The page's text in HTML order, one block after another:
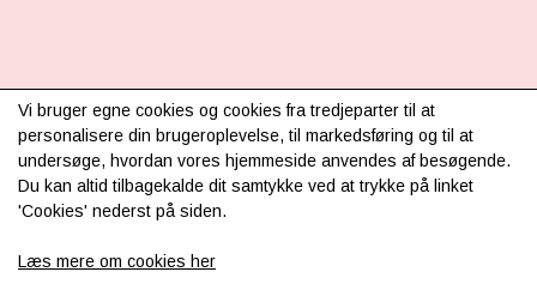
INFORMATION
Om os
Levering & betaling
Retur
Vi bruger egne cookies og cookies fra tredjeparter til at
personalisere din brugeroplevelse, til markedsføring og til at
undersøge, hvordan vores hjemmeside anvendes af besøgende.
Du kan altid tilbagekalde dit samtykke ved at trykke på linket
'Cookies' nederst på siden.
Læs mere om cookies her